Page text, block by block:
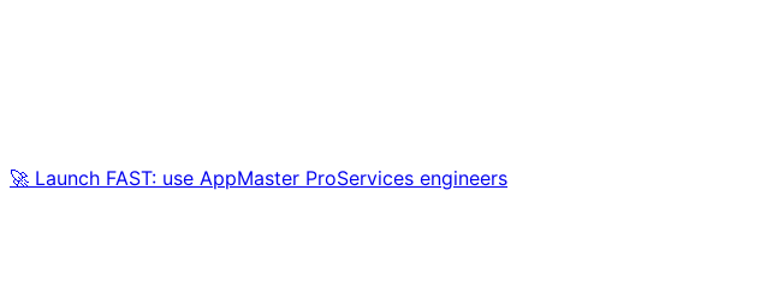
🚀 Launch FAST: use AppMaster ProServices engineers